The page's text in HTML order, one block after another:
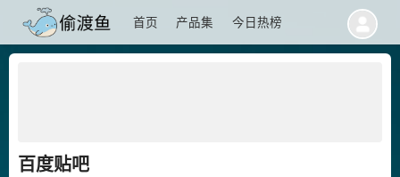
首页 产品集 今日热榜
百度贴吧